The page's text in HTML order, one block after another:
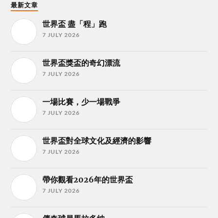
最新文章
世界盃 盡「程」跑
7 JULY 2026
世界盃獎盃的奇幻漂流
7 JULY 2026
一場比賽，少一場戰爭
7 JULY 2026
世界盃對全球文化及經濟的影響
7 JULY 2026
帶你觀看2026年的世界盃
7 JULY 2026